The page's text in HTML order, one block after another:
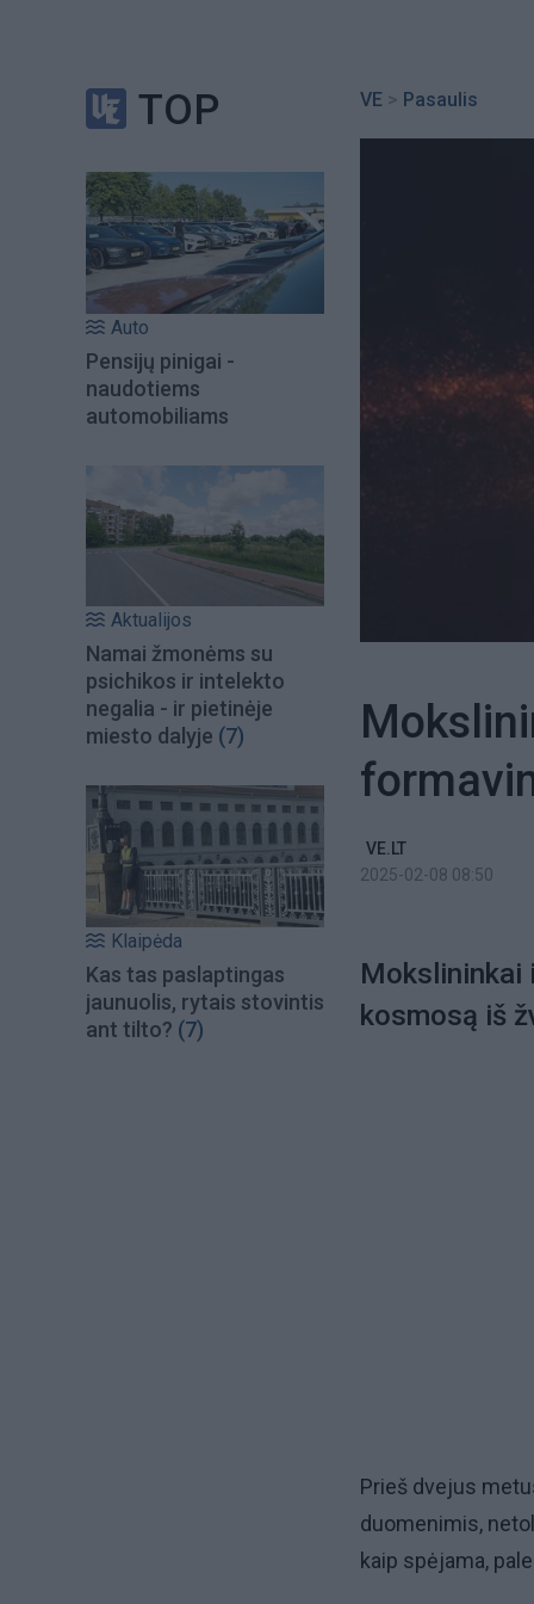
TOP
Auto
Pensijų pinigai -
naudotiems
automobiliams
Aktualijos
Namai žmonėms su
psichikos ir intelekto
negalia - ir pietinėje
miesto dalyje (7)
Klaipėda
Kas tas paslaptingas
jaunuolis, rytais stovintis
ant tilto? (7)
VE > Pasaulis
VE.LT
2025-02-08 08:50
Mokslininkai
kosmosą iš
Prieš dvejus
duomenimis,
kaip spėjama,